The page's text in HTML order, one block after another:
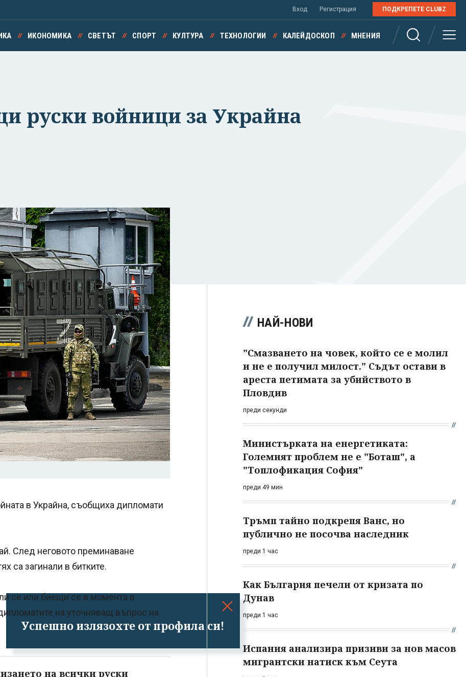
Успешно излязохте от профила си!
Вход Регистрация ПОДКРЕПЕТЕ CLUBZ
ИКОНОМИКА СВЕТЪТ СПОРТ КУЛТУРА ТЕХНОЛОГИИ КАЛЕЙДОСКОП МНЕНИЯ
руски войници за Украйна
в Украйна, съобщиха дипломати
След неговото преминаване
са загинали в битките.
се или биещи се в момента в
на уточняващ въпрос на
на всички руски
НАЙ-НОВИ
"Смазването на човек, който се е молил
и не е получил милост." Съдът остави в
ареста петимата за убийството в
Пловдив
преди секунди
Министърката на енергетиката:
Големият проблем не е "Боташ", а
"Топлофикация София"
преди 49 мин
Тръмп тайно подкрепя Ванс, но
публично не посочва наследник
преди 1 час
Как България печели от кризата по
Дунав
преди 1 час
Испания анализира призиви за нов масов
мигрантски натиск към Сеута